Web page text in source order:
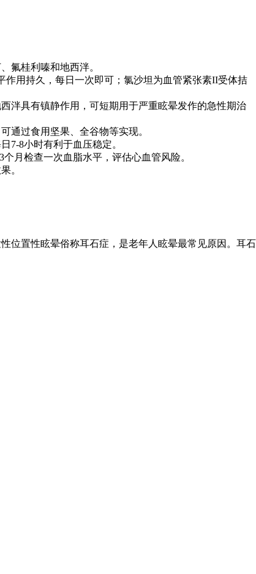
氟桂利嗪和地西泮。
用持久，每日一次即可；氯沙坦为血管紧张素II受体拮
泮具有镇静作用，可短期用于严重眩晕发作的急性期治
通过食用坚果、全谷物等实现。
7-8小时有利于血压稳定。
月检查一次血脂水平，评估心血管风险。
。
位置性眩晕俗称耳石症，是老年人眩晕最常见原因。耳石